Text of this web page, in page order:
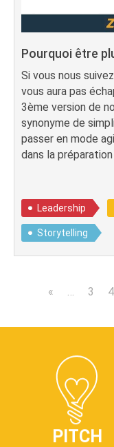
Pourquoi être
Si vous nous
vous aura pas
3ème version de
synonyme de
passer en mode
dans la
Leadership
Storytelling
« … 3 4
PITCH
CLARIFIER
IDÉES